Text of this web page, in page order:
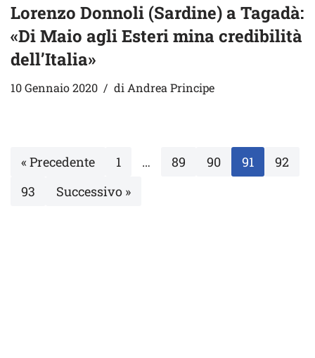
Lorenzo Donnoli (Sardine) a Tagadà:
«Di Maio agli Esteri mina credibilità
dell’Italia»
10 Gennaio 2020 di Andrea Principe
« Precedente 1 … 89 90 91
92
93
Successivo »